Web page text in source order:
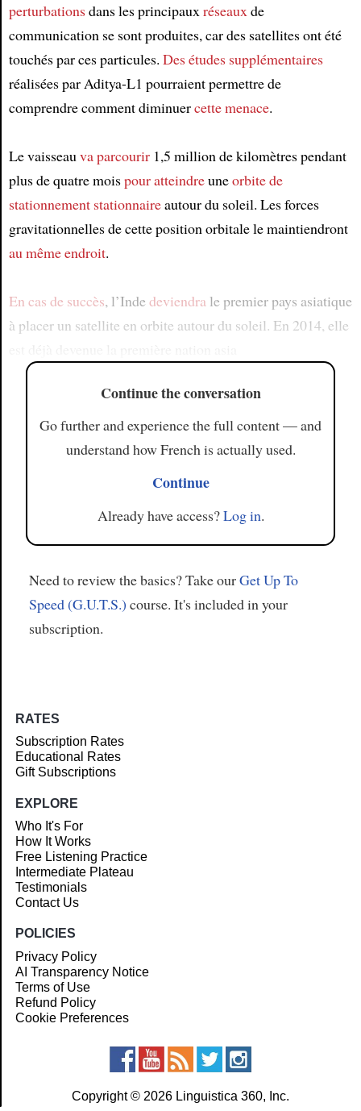
perturbationsdans les principauxréseauxde
communication se sont produites, car des satellites ont été
touchés par ces particules. Des études supplémentaires
réalisées par Aditya-L1 pourraient permettre de
comprendre comment diminuercette menace.
Le vaisseauva parcourir1,5 million de kilomètres pendant
plus de quatre moispour atteindreuneorbite de
stationnement stationnaireautour du soleil. Les forces
gravitationnelles de cette position orbitale le maintiendront
au même endroit.
En cas de succès, l’Indedeviendrale premier pays asiatique
à placer un satellite en orbite autour du soleil. En 2014, elle
Continue the conversation
Go further and experience the full content — and
understand how French is actually used.
Continue
Already have access?Log in.
Need to review the basics? Take ourGet Up To
Speed (G.U.T.S.) course. It's included in your
subscription.
RATES
Subscription Rates
Educational Rates
Gift Subscriptions
EXPLORE
Who It's For
How It Works
Free Listening Practice
Intermediate Plateau
Testimonials
Contact Us
POLICIES
Privacy Policy
AI Transparency Notice
Terms of Use
Refund Policy
Cookie Preferences
Copyright © 2026 Linguistica 360, Inc.